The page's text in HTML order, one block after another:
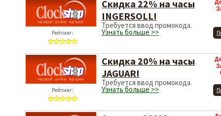
Рейтинг:
Скидка 22% на часы
INGERSOLL!
Требуется ввод промокода.
Узнать больше >>
Рейтинг:
Скидка 20% на часы
JAGUAR!
Требуется ввод промокода.
Узнать больше >>